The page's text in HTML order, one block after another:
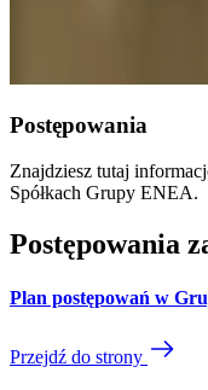
Postępowania
Znajdziesz tutaj
Spółkach Grupy ENEA.
Postępowania
Plan postępowań w
Przejdź do strony